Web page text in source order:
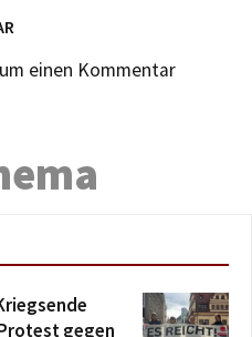
einen Kommentar
gegen